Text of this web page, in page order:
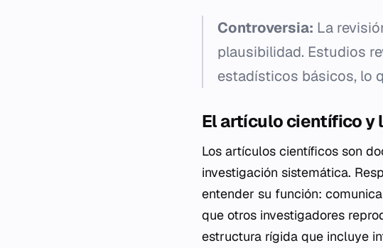
Controversia: La
plausibilidad. Estudios
estadísticos básicos, lo
El artículo científico y
Los artículos científicos son
investigación sistemática.
entender su función:
que otros investigadores
estructura rígida que incluye